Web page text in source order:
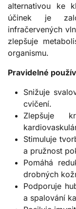
alternativou ke
účinek je
infračervených
zlepšuje
organismu.
Pravidelné
Snižuje
cvičení.
Zlepšuje
Stimuluje
a pružnost
Pomáhá
drobných
Podporuje
a spalování